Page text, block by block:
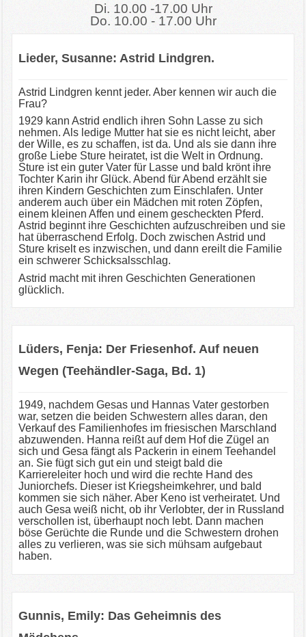
Di. 10.00 -17.00 Uhr
Do. 10.00 - 17.00 Uhr
Lieder, Susanne: Astrid Lindgren.
Astrid Lindgren kennt jeder. Aber kennen wir auch die
Frau?
1929 kann Astrid endlich ihren Sohn Lasse zu sich
nehmen. Als ledige Mutter hat sie es nicht leicht, aber
der Wille, es zu schaffen, ist da. Und als sie dann ihre
große Liebe Sture heiratet, ist die Welt in Ordnung.
Sture ist ein guter Vater für Lasse und bald krönt ihre
Tochter Karin ihr Glück. Abend für Abend erzählt sie
ihren Kindern Geschichten zum Einschlafen. Unter
anderem auch über ein Mädchen mit roten Zöpfen,
einem kleinen Affen und einem gescheckten Pferd.
Astrid beginnt ihre Geschichten aufzuschreiben und sie
hat überraschend Erfolg. Doch zwischen Astrid und
Sture kriselt es inzwischen, und dann ereilt die Familie
ein schwerer Schicksalsschlag.
Astrid macht mit ihren Geschichten Generationen
glücklich.
Lüders, Fenja: Der Friesenhof. Auf neuen
Wegen (Teehändler-Saga, Bd. 1)
1949, nachdem Gesas und Hannas Vater gestorben
war, setzen die beiden Schwestern alles daran, den
Verkauf des Familienhofes im friesischen Marschland
abzuwenden. Hanna reißt auf dem Hof die Zügel an
sich und Gesa fängt als Packerin in einem Teehandel
an. Sie fügt sich gut ein und steigt bald die
Karriereleiter hoch und wird die rechte Hand des
Juniorchefs. Dieser ist Kriegsheimkehrer, und bald
kommen sie sich näher. Aber Keno ist verheiratet. Und
auch Gesa weiß nicht, ob ihr Verlobter, der in Russland
verschollen ist, überhaupt noch lebt. Dann machen
böse Gerüchte die Runde und die Schwestern drohen
alles zu verlieren, was sie sich mühsam aufgebaut
haben.
Gunnis, Emily: Das Geheimnis des